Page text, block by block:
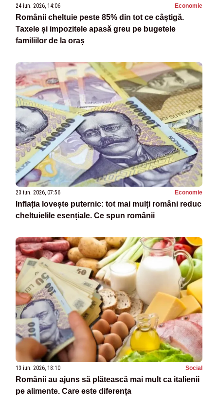
24 iun. 2026, 14:06 Economie
Românii cheltuie peste 85% din tot ce câștigă.
Taxele și impozitele apasă greu pe bugetele
familiilor de la oraș
23 iun. 2026, 07:56 Economie
Inflația lovește puternic: tot mai mulți români reduc
cheltuielile esențiale. Ce spun românii
13 iun. 2026, 18:10 Social
Românii au ajuns să plătească mai mult ca italienii
pe alimente. Care este diferența